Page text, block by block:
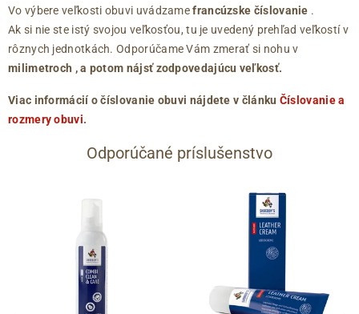
Vo výbere veľkosti obuvi uvádzamefrancúzske číslovanie .
Ak si nie ste istý svojou veľkosťou, tu je uvedený prehľad veľkostí v
rôznych jednotkách. Odporúčame Vám zmerať si nohu v
milimetroch , a potom nájsť zodpovedajúcu veľkosť.
Viac informácií o číslovanie obuvi nájdete v článku Číslovanie a
rozmery obuvi.
Odporúčané príslušenstvo